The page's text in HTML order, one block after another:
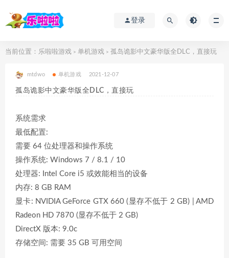
登录
当前位置： 乐啦啦游戏 > 单机游戏 > 孤岛诡影中文豪华版全DLC，直接玩
mtdwo 单机游戏 2021-12-07
孤岛诡影中文豪华版全DLC，直接玩
系统需求
最低配置:
需要 64 位处理器和操作系统
操作系统: Windows 7 / 8.1 / 10
处理器: Intel Core i5 或效能相当的设备
内存: 8 GB RAM
显卡: NVIDIA GeForce GTX 660 (显存不低于 2 GB) | AMD
Radeon HD 7870 (显存不低于 2 GB)
DirectX 版本: 9.0c
存储空间: 需要 35 GB 可用空间